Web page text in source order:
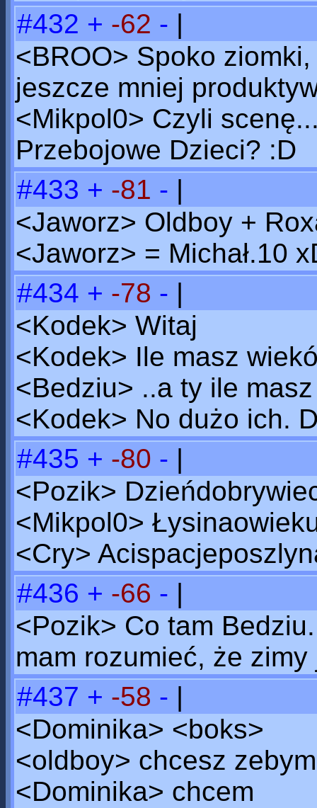
#432 + -62 - |
<BROO> Spoko
jeszcze mniej
<Mikpol0> Czyli
Przebojowe Dzieci? :D
#433 + -81 - |
<Jaworz> Oldboy +
<Jaworz> = Michał.10
#434 + -78 - |
<Kodek> Witaj
<Kodek> Ile masz
<Bedziu> ..a ty ile
<Kodek> No dużo ich.
#435 + -80 - |
<Pozik>
<Mikpol0>
<Cry>
#436 + -66 - |
<Pozik> Co tam
mam rozumieć, że
#437 + -58 - |
<Dominika> <boks>
<oldboy> chcesz
<Dominika> chcem